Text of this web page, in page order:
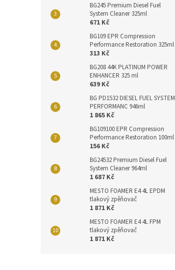
BG245 Premium Diesel Fuel
System Cleaner 325ml
671 Kč
BG109 EPR Compression
Performance Restoration 325ml
313 Kč
BG208 44K PLATINUM POWER
ENHANCER 325 ml
639 Kč
BG PD1532 DIESEL FUEL SYSTEM
PERFORMANC 946ml
1 865 Kč
BG109100 EPR Compression
Performance Restoration 100ml
156 Kč
BG24532 Premium Diesel Fuel
System Cleaner 964ml
1 687 Kč
MESTO FOAMER E4 4L EPDM
tlakový zpěňovač
1 871 Kč
MESTO FOAMER E4 4L FPM
tlakový zpěňovač
1 871 Kč